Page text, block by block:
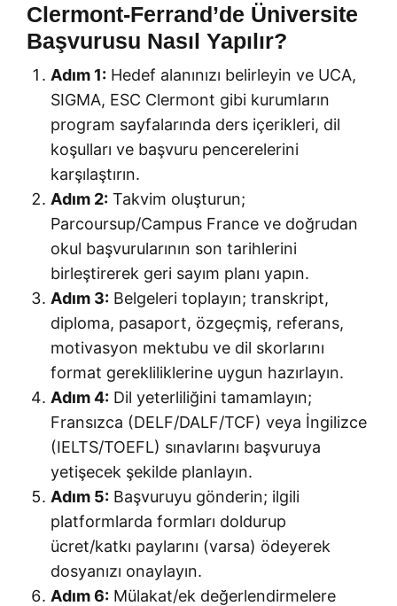
Clermont-Ferrand’de Üniversite
Başvurusu Nasıl Yapılır?
Adım 1: Hedef alanınızı belirleyin ve UCA,
SIGMA, ESC Clermont gibi kurumların
program sayfalarında ders içerikleri, dil
koşulları ve başvuru pencerelerini
karşılaştırın.
Adım 2: Takvim oluşturun;
Parcoursup/Campus France ve doğrudan
okul başvurularının son tarihlerini
birleştirerek geri sayım planı yapın.
Adım 3: Belgeleri toplayın; transkript,
diploma, pasaport, özgeçmiş, referans,
motivasyon mektubu ve dil skorlarını
format gerekliliklerine uygun hazırlayın.
Adım 4: Dil yeterliliğini tamamlayın;
Fransızca (DELF/DALF/TCF) veya İngilizce
(IELTS/TOEFL) sınavlarını başvuruya
yetişecek şekilde planlayın.
Adım 5: Başvuruyu gönderin; ilgili
platformlarda formları doldurup
ücret/katkı paylarını (varsa) ödeyerek
dosyanızı onaylayın.
Adım 6: Mülakat/ek değerlendirmelere